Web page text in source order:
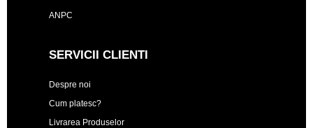
ANPC
SERVICII CLIENTI
Despre noi
Cum platesc?
Livrarea Produselor